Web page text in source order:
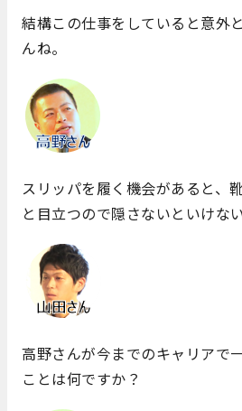
結構この仕事をしていると意外
んね。
スリッパを履く機会があると、
と目立つので隠さないといけない
高野さんが今までのキャリアで
ことは何ですか？